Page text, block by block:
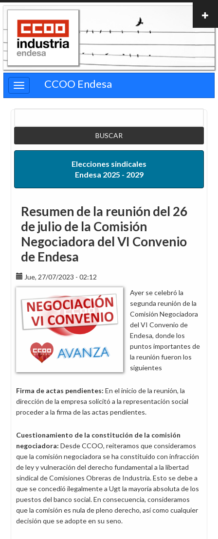
Pasar
contenido
principal
CCOO Endesa
Elecciones sindicales
Endesa 2025 - 2029
Resumen de la reunión del 26
de julio de la Comisión
Negociadora del VI Convenio
de Endesa
Jue, 27/07/2023 - 02:12
Ayer se celebró la
segunda reunión de la
Comisión Negociadora
del VI Convenio de
Endesa, donde los
puntos importantes de
la reunión fueron los
siguientes
Firma de actas pendientes: En el inicio de la reunión, la
dirección de la empresa solicitó a la representación social
proceder a la firma de las actas pendientes.
Cuestionamiento de la constitución de la comisión
negociadora: Desde CCOO, reiteramos que consideramos
que la comisión negociadora se ha constituido con infracción
de ley y vulneración del derecho fundamental a la libertad
sindical de Comisiones Obreras de Industria. Esto se debe a
que se concedió ilegalmente a Ugt la mayoría absoluta de los
puestos del banco social. En consecuencia, consideramos
que la comisión es nula de pleno derecho, así como cualquier
decisión que se adopte en su seno.